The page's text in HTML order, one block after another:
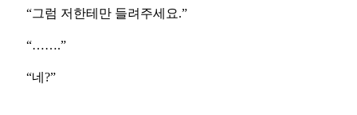
“그럼 저한테만 들려주세요.”
“…….”
“네?”